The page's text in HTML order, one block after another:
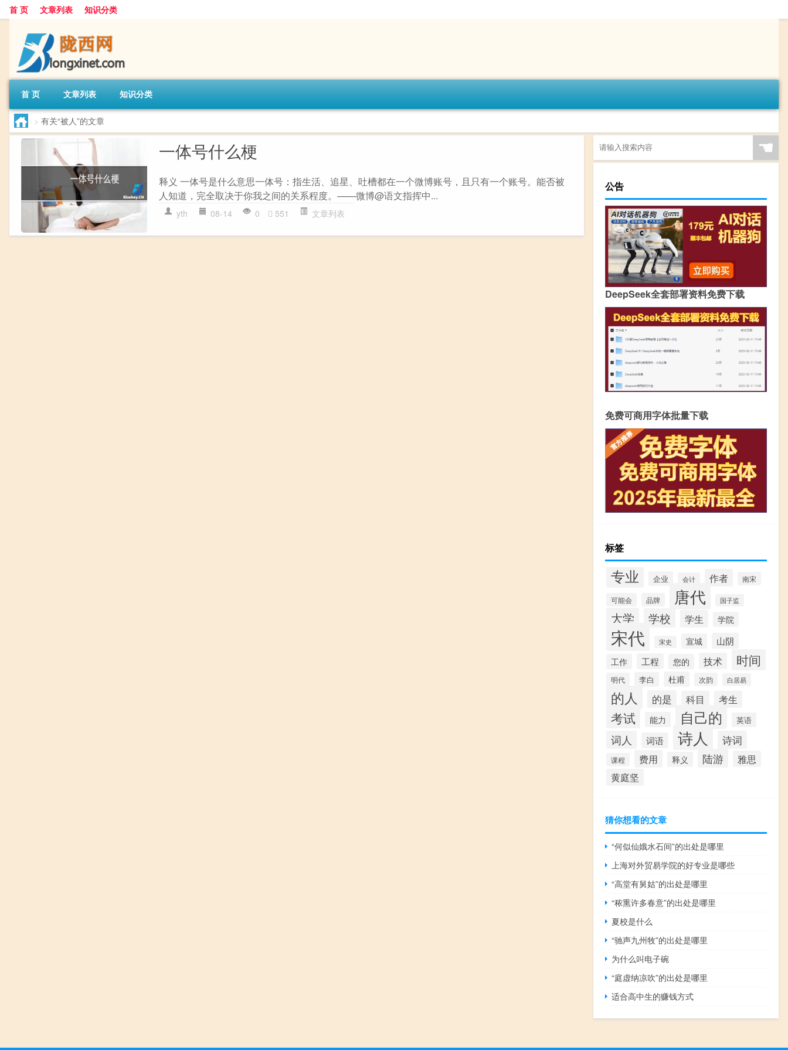
首 页 文章列表 知识分类
首 页 文章列表 知识分类
> 有关“被人”的文章
一体号什么梗
释义 一体号是什么意思一体号：指生活、追星、吐槽都在一个微博账号，且只有一个账号。能否被
人知道，完全取决于你我之间的关系程度。——微博@语文指挥中...
yth 08-14 0 551 文章列表
☚
公告
DeepSeek全套部署资料免费下载
免费可商用字体批量下载
标签
专业 企业 会计 作者 南宋
可能会 品牌 唐代 国子监
大学 学校 学生 学院
宋代 宋史 宣城 山阴
工作 工程 您的 技术 时间
明代 李白 杜甫 次韵 白居易
的人 的是 科目 考生
考试 能力 自己的 英语
词人 词语 诗人 诗词
课程 费用 释义 陆游 雅思
黄庭坚
猜你想看的文章
“何似仙娥水石间”的出处是哪里
上海对外贸易学院的好专业是哪些
“高堂有舅姑”的出处是哪里
“秾熏许多春意”的出处是哪里
夏校是什么
“驰声九州牧”的出处是哪里
为什么叫电子碗
“庭虚纳凉吹”的出处是哪里
适合高中生的赚钱方式